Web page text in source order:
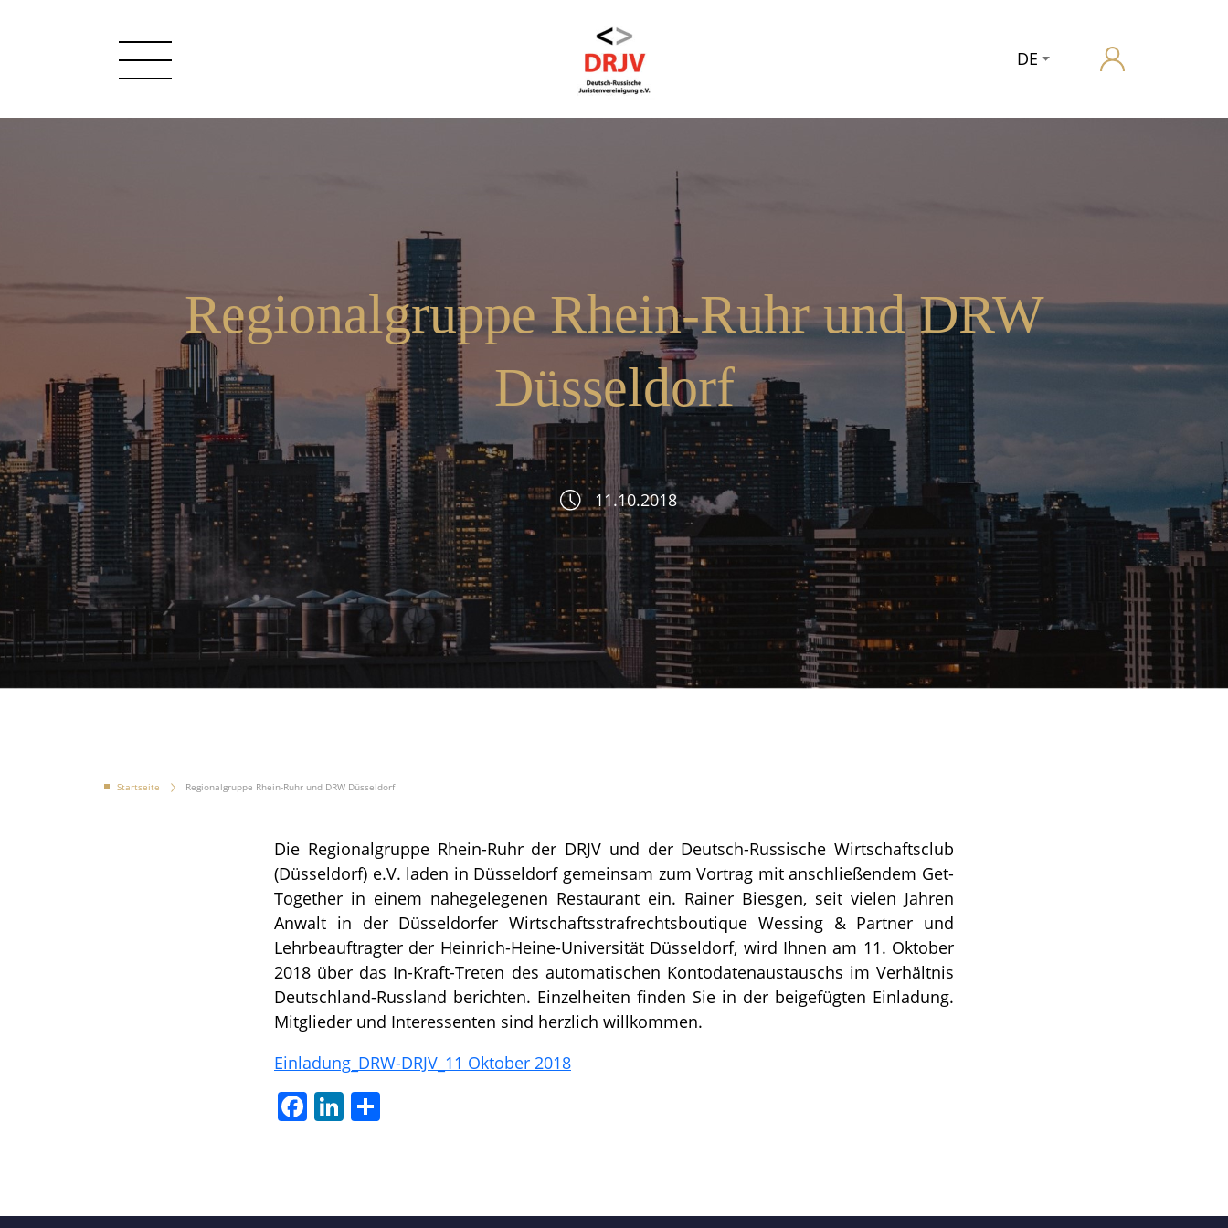
DE
Regionalgruppe Rhein-Ruhr und DRW
Düsseldorf
11.10.2018
Startseite Regionalgruppe Rhein-Ruhr und DRW Düsseldorf
Die Regionalgruppe Rhein-Ruhr der DRJV und der Deutsch-Russische Wirtschaftsclub
(Düsseldorf) e.V. laden in Düsseldorf gemeinsam zum Vortrag mit anschließendem Get-
Together in einem nahegelegenen Restaurant ein. Rainer Biesgen, seit vielen Jahren
Anwalt in der Düsseldorfer Wirtschaftsstrafrechtsboutique Wessing & Partner und
Lehrbeauftragter der Heinrich-Heine-Universität Düsseldorf, wird Ihnen am 11. Oktober
2018 über das In-Kraft-Treten des automatischen Kontodatenaustauschs im Verhältnis
Deutschland-Russland berichten. Einzelheiten finden Sie in der beigefügten Einladung.
Mitglieder und Interessenten sind herzlich willkommen.
Einladung_DRW-DRJV_11 Oktober 2018
FacebookLinkedIn